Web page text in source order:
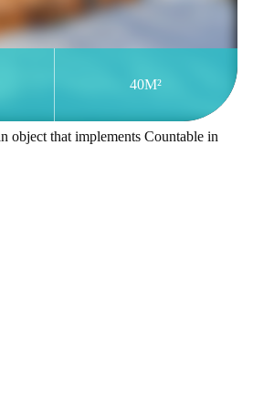
40M²
object that implements Countable in